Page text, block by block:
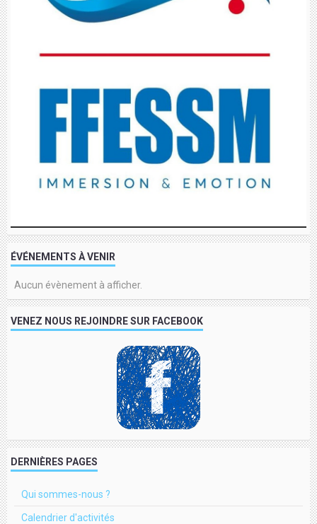
ÉVÉNEMENTS À VENIR
Aucun évènement à afficher.
VENEZ NOUS REJOINDRE SUR FACEBOOK
DERNIÈRES PAGES
Qui sommes-nous ?
Calendrier d'activités